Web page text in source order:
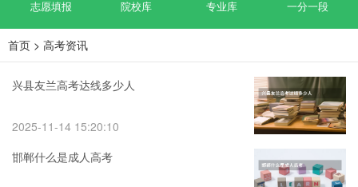
志愿填报 院校库 专业库 一分一段
首页 > 高考资讯
兴县友兰高考达线多少人
2025-11-14 15:20:10
邯郸什么是成人高考